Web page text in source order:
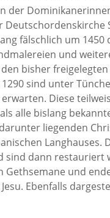
der
fälschlich um 1450
und
bisher
sind unter
Diese
alle bislang
liegenden
Langhauses.
sind dann restauriert
Gethsemane und
Ebenfalls